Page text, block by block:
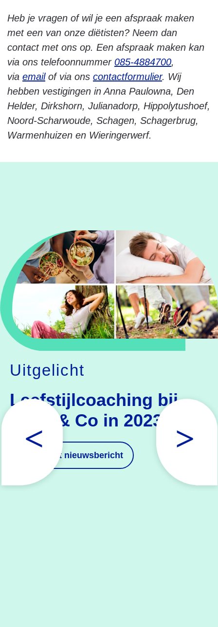
Heb je vragen of wil je een afspraak maken
met een van onze diëtisten? Neem dan
contact met ons op. Een afspraak maken kan
via ons telefoonnummer 085-4884700,
via emailof via ons contactformulier. Wij
hebben vestigingen in Anna Paulowna, Den
Helder, Dirkshorn, Julianadorp, Hippolytushoef,
Noord-Scharwoude, Schagen, Schagerbrug,
Warmenhuizen en Wieringerwerf.
Uitgelicht
Leefstijlcoaching bij
Dieet & Co in 2023
het nieuwsbericht